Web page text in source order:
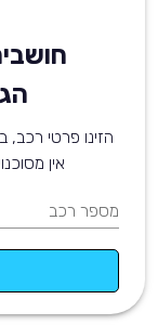
הזינו פרטי רכב,
אין
מספר רכב